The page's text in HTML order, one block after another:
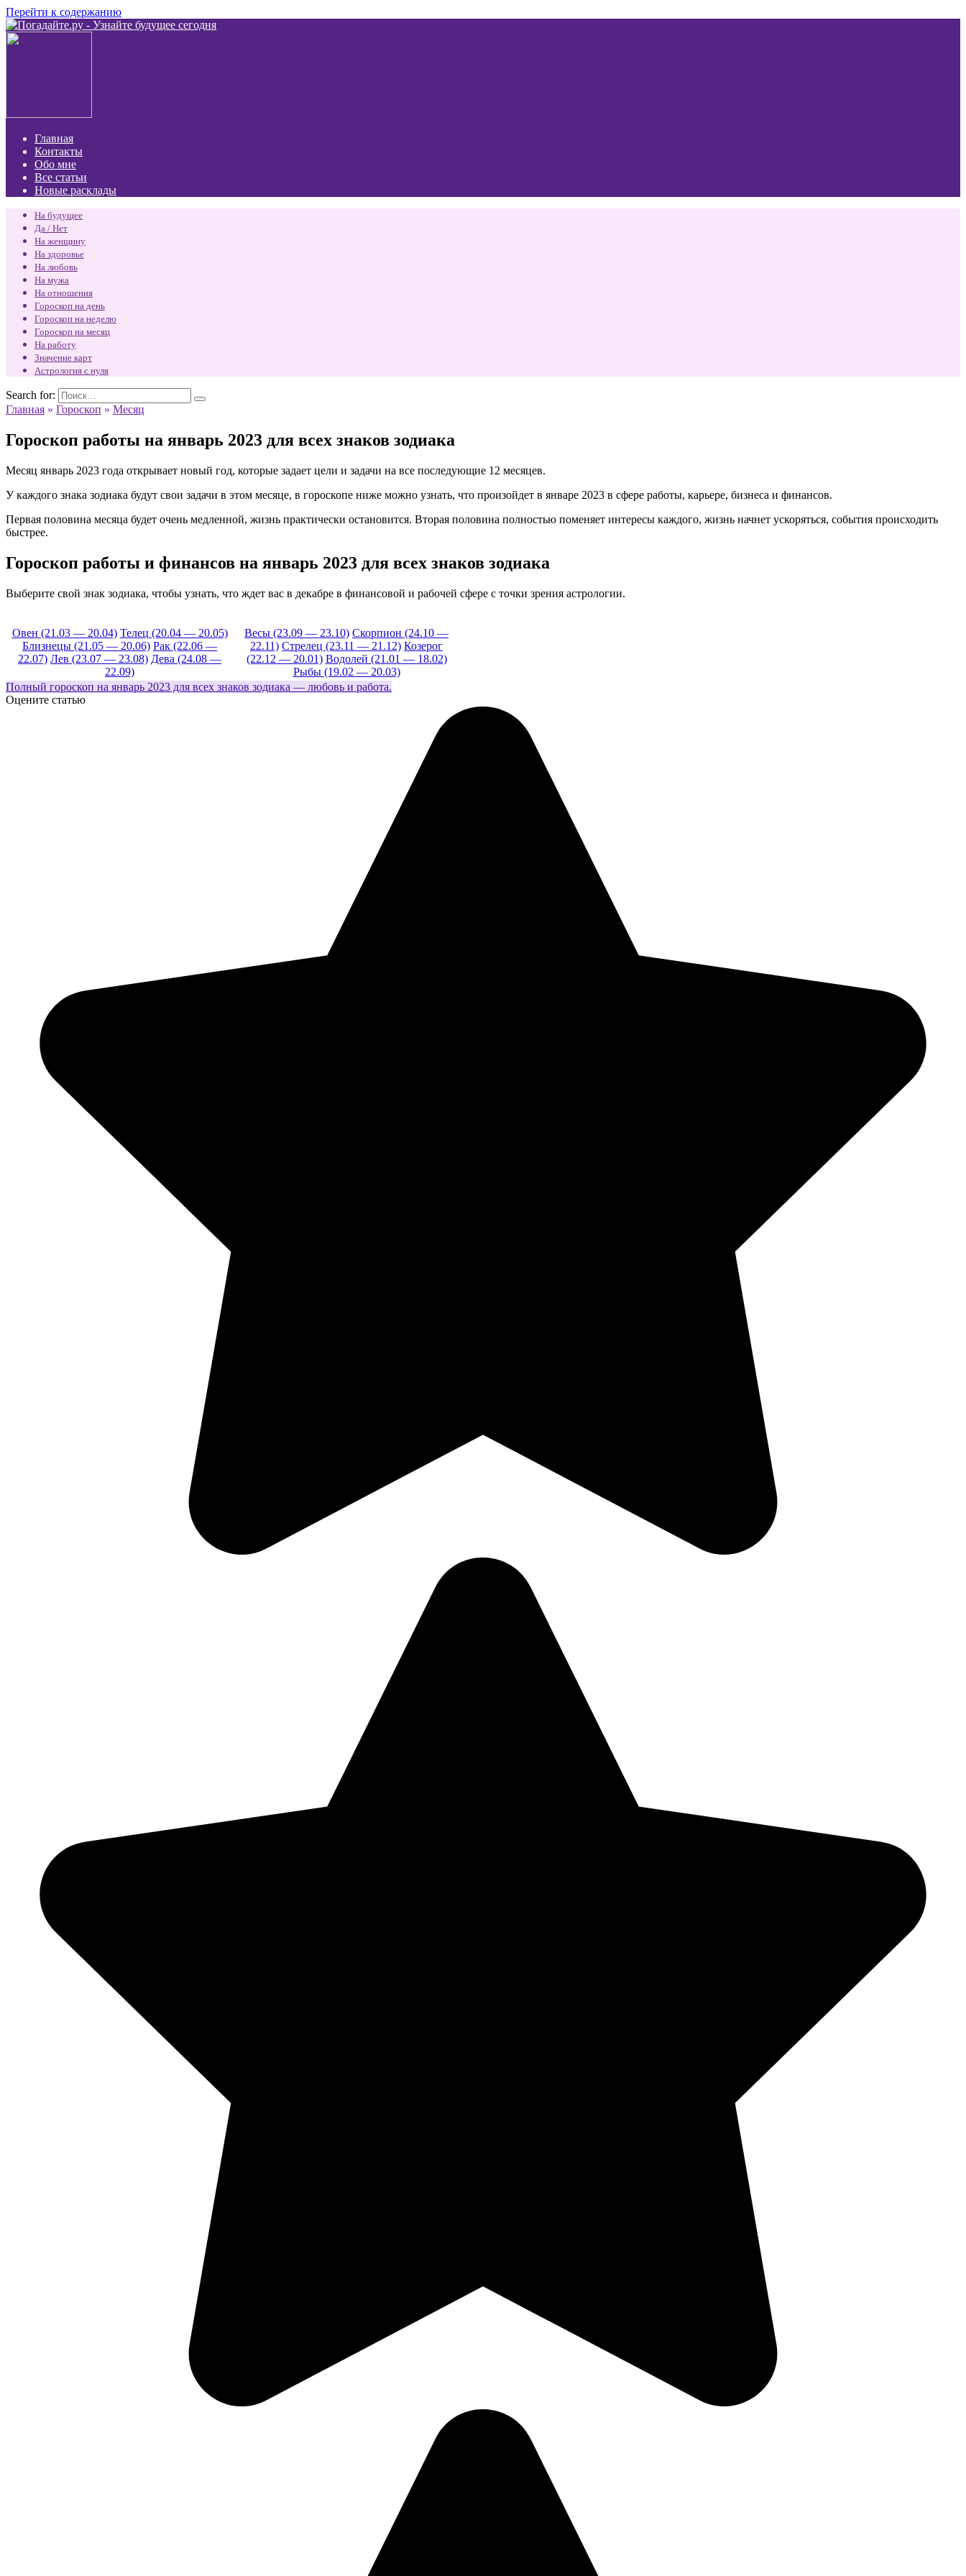
Перейти к содержанию
Главная
Контакты
Обо мне
Все статьи
Новые расклады
На будущее
Да / Нет
На женщину
На здоровье
На любовь
На мужа
На отношения
Гороскоп на день
Гороскоп на неделю
Гороскоп на месяц
На работу
Значение карт
Астрология с нуля
Search for:
Главная » Гороскоп » Месяц
Гороскоп работы на январь 2023 для всех знаков зодиака
Месяц январь 2023 года открывает новый год, которые задает цели и задачи на все последующие 12 месяцев.
У каждого знака зодиака будут свои задачи в этом месяце, в гороскопе ниже можно узнать, что произойдет в январе 2023 в сфере работы, карьере, бизнеса и финансов.
Первая половина месяца будет очень медленной, жизнь практически остановится. Вторая половина полностью поменяет интересы каждого, жизнь начнет ускоряться, события происходить
быстрее.
Гороскоп работы и финансов на январь 2023 для всех знаков зодиака
Выберите свой знак зодиака, чтобы узнать, что ждет вас в декабре в финансовой и рабочей сфере с точки зрения астрологии.
Овен (21.03 — 20.04) Телец (20.04 — 20.05)
Близнецы (21.05 — 20.06) Рак (22.06 —
22.07) Лев (23.07 — 23.08) Дева (24.08 —
22.09)
Весы (23.09 — 23.10) Скорпион (24.10 —
22.11) Стрелец (23.11 — 21.12) Козерог
(22.12 — 20.01) Водолей (21.01 — 18.02)
Рыбы (19.02 — 20.03)
Полный гороскоп на январь 2023 для всех знаков зодиака — любовь и работа.
Оцените статью